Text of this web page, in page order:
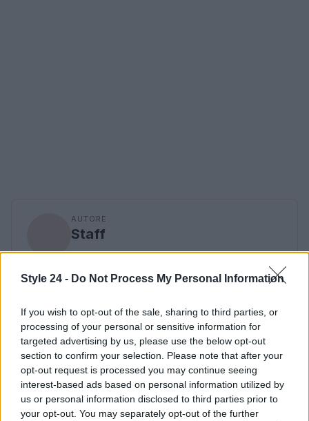
Style 24 - Do Not Process My Personal Information
If you wish to opt-out of the sale, sharing to third parties, or
processing of your personal or sensitive information for
targeted advertising by us, please use the below opt-out
section to confirm your selection. Please note that after your
opt-out request is processed you may continue seeing
interest-based ads based on personal information utilized by
us or personal information disclosed to third parties prior to
your opt-out. You may separately opt-out of the further
AUTORE
Staff